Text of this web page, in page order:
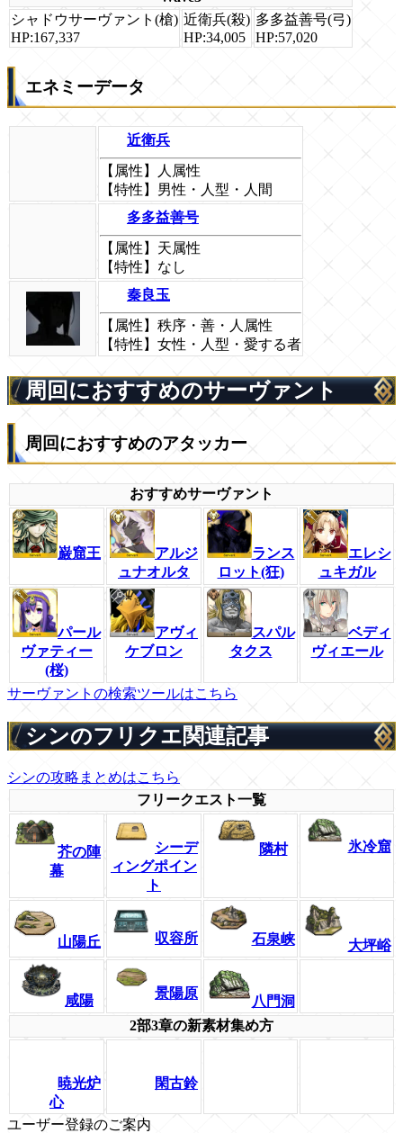
シャドウサーヴァント(槍)
HP:167,337
近衛兵(殺)
HP:34,005
多多益善号(弓)
HP:57,020
エネミーデータ
近衛兵
【属性】人属性
【特性】男性・人型・人間
多多益善号
【属性】天属性
【特性】なし
秦良玉
【属性】秩序・善・人属性
【特性】女性・人型・愛する者
周回におすすめのサーヴァント
周回におすすめのアタッカー
おすすめサーヴァント
巌窟王
アルジ
ュナオルタ
ランス
ロット(狂)
エレシ
ュキガル
パール
ヴァティー
(桜)
アヴィ
ケブロン
スパル
タクス
ベディ
ヴィエール
サーヴァントの検索ツールはこちら
シンのフリクエ関連記事
シンの攻略まとめはこちら
フリークエスト一覧
芥の陣
幕
シーデ
ィングポイン
ト
隣村 氷冷窟
山陽丘 収容所 石泉峡 大坪峪
咸陽 景陽原
八門洞
2部3章の新素材集め方
暁光炉
心
閑古鈴
ユーザー登録のご案内